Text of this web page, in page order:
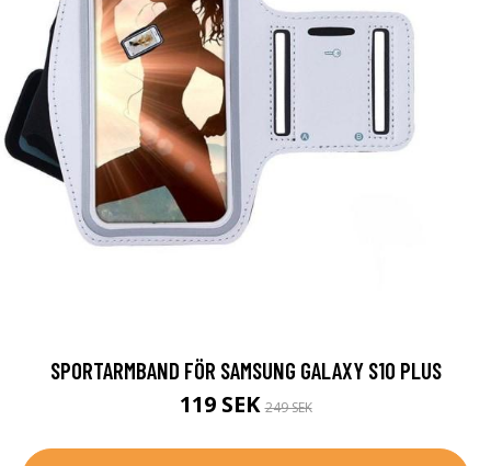
SPORTARMBAND FÖR SAMSUNG GALAXY S10 PLUS
119 SEK249 SEK